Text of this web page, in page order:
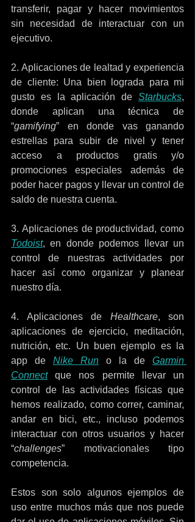
transferir, pagar y hacer movimientos
sin necesidad de interactuar con un
ejecutivo.
2. Aplicaciones de lealtad y experiencia
de cliente: Una bien lograda para mi
gusto es la aplicación de Starbucks,
donde aplican una técnica de
“gamifying” en donde vas ganando
estrellas para subir de nivel y tener
acceso a productos gratis y/o
promociones especiales además de
poder hacer pagos y llevar un control de
saldo de nuestra cuenta.
Todoist, en donde podemos llevar un
control de nuestras actividades por
hacer así como organizar y planear
nuestro día.
4. Aplicaciones de Healthcare, son
aplicaciones de ejercicio, meditación,
nutrición, etc. Un buen ejemplo es la
app de Nike Run o la de Garmin
Connect
que nos permite llevar un
control de las actividades físicas que
hemos realizado, como correr, caminar,
andar en bici, etc., incluso podemos
interactuar con otros usuarios y hacer
“challenges” motivacionales tipo
competencia.
Estos son solo algunos ejemplos de
uso entre muchos más que nos puede